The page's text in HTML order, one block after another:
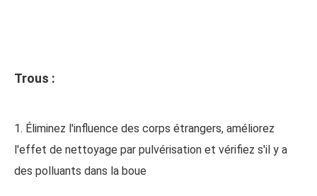
Trous :
1. Éliminez l'influence des corps étrangers, améliorez
l'effet de nettoyage par pulvérisation et vérifiez s'il y a
des polluants dans la boue